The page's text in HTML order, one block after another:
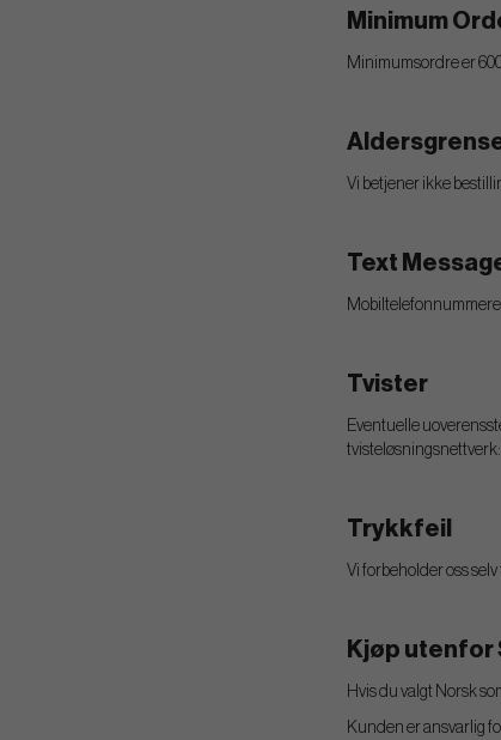
Minimum
Minimumsordre er
Vi betjener ikke
Text
Tvister
Eventuelle
Trykkfeil
Vi forbeholder oss
Kjøp utenfor
Hvis du valgt Norsk
Kunden er ansvarlig